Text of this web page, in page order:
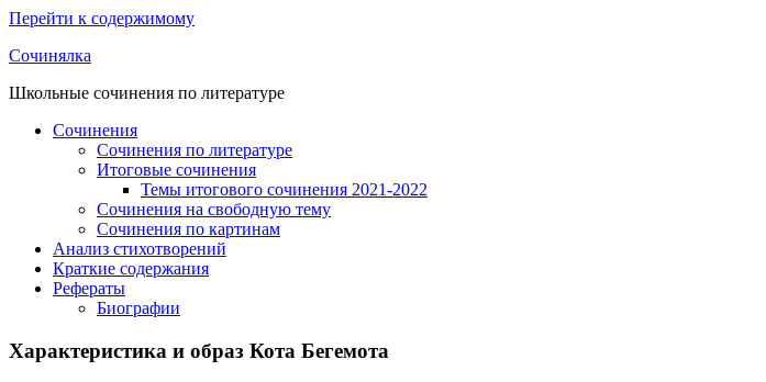
Перейти к содержимому
Сочинялка
Школьные сочинения по литературе
Сочинения
Сочинения по литературе
Итоговые сочинения
Темы итогового сочинения 2021-2022
Сочинения на свободную тему
Сочинения по картинам
Анализ стихотворений
Краткие содержания
Рефераты
Биографии
Характеристика и образ Кота Бегемота